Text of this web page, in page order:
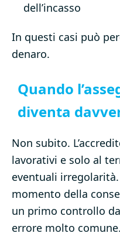
dell’incasso
In questi casi può
denaro.
Quando
diventa
Non subito.
lavorativi e solo al
eventuali
momento della
un primo controllo
errore molto comune.